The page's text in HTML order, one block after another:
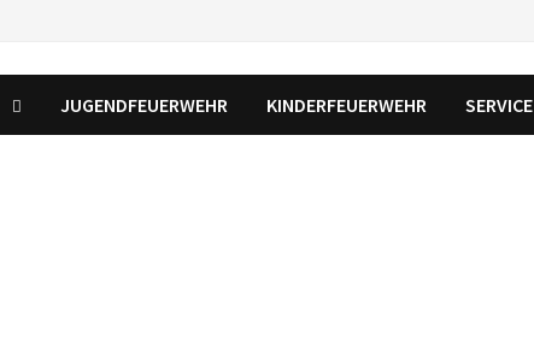
JUGENDFEUERWEHR KINDERFEUERWEHR SERVICE